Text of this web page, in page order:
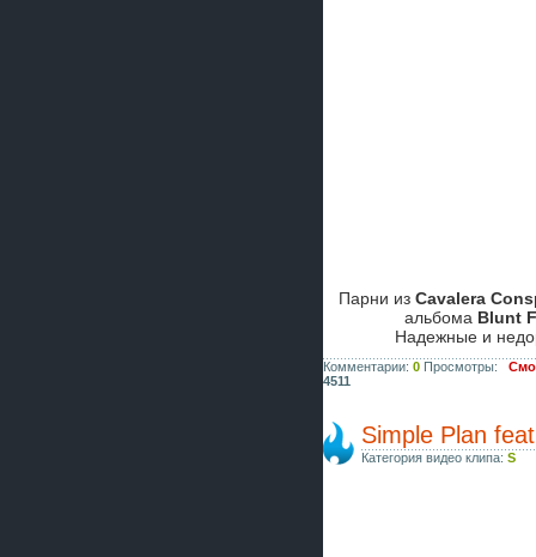
Парни изCavalera
альбома Blunt
Надежные и
Комментарии: 0 Просмотры:
4511
Simple Plan
Категория видео клипа: S